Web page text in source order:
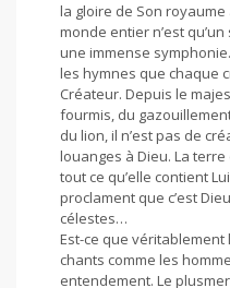
la gloire de Son royaume
monde entier n’est
une immense
les hymnes que chaque
Créateur. Depuis le
fourmis, du
du lion, il n’est pas de
louanges à Dieu. La
tout ce qu’elle contient
proclament que c’est
célestes…
Est-ce que
chants comme les
entendement. Le